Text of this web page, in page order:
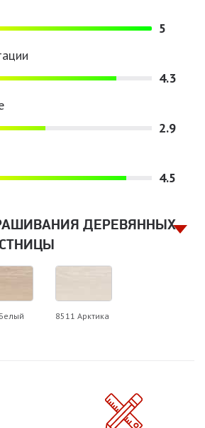
5
4.3
2.9
4.5
ДЕРЕВЯННЫХ
8511 Арктика